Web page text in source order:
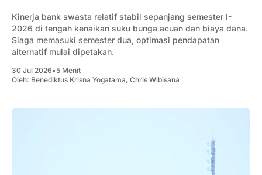
Kinerja bank swasta relatif stabil sepanjang semester I-
2026 di tengah kenaikan suku bunga acuan dan biaya dana.
Siaga memasuki semester dua, optimasi pendapatan
alternatif mulai dipetakan.
30 Jul 2026•5 Menit
Oleh: Benediktus Krisna Yogatama, Chris Wibisana